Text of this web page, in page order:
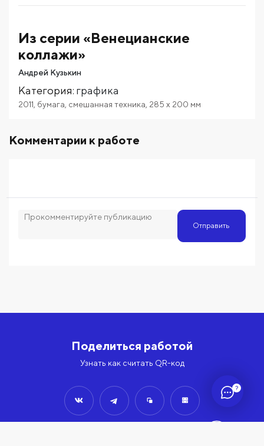
?
Из серии «Венецианские
коллажи»
Андрей Кузькин
Категория: графика
2011 бумага смешанная техника 285 x 200 мм
Комментарии к работе
Отправить
Поделиться работой
Узнать как считать QR-код